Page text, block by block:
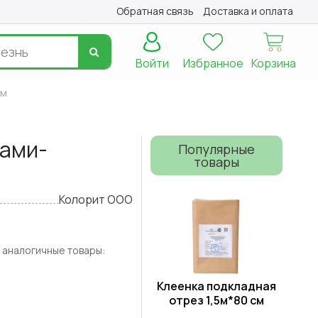
Обратная связь Доставка и оплата
Корзина
Избранное
Войти
Колорит ООО
товары:
Популярные
товары
Клеенка подкладная
отрез 1,5м*80 см